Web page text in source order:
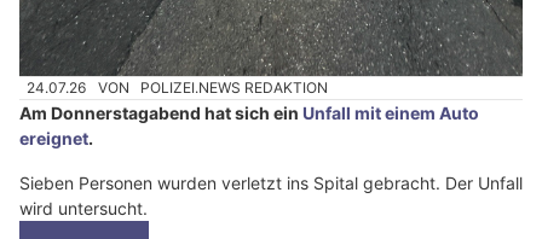
24.07.26 VON POLIZEI.NEWS REDAKTION
Am Donnerstagabend hat sich ein Unfall mit einem Auto
ereignet.
Sieben Personen wurden verletzt ins Spital gebracht. Der Unfall
wird untersucht.